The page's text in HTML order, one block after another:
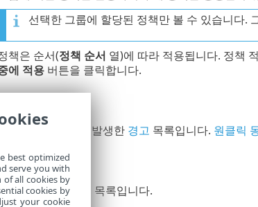
선택한 그룹에 할당된 정책만 볼 수 있습니다.
책은 순서(정책 순서 열)에 따라 적용됩니다. 정책
에 적용버튼을 클릭합니다.
그룹의 컴퓨터에서 발생한 경고 목록입니다. 원클릭
제외
룹에 적용된제외 목록입니다.
best optimized
serve you with
of all cookies by
cookies by
your cookie